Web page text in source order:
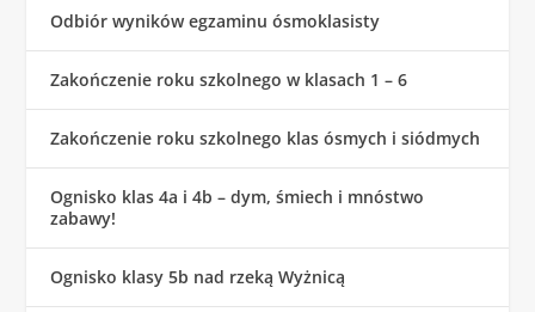
Odbiór wyników egzaminu ósmoklasisty
Zakończenie roku szkolnego w klasach 1 – 6
Zakończenie roku szkolnego klas ósmych i siódmych
Ognisko klas 4a i 4b – dym, śmiech i mnóstwo
zabawy!
Ognisko klasy 5b nad rzeką Wyżnicą